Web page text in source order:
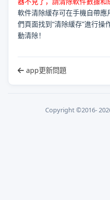
軟件清除緩存可在手機自帶
們頁面找到“清除緩存”進行操
動清除！
app更新問題
Copyright ©2016-